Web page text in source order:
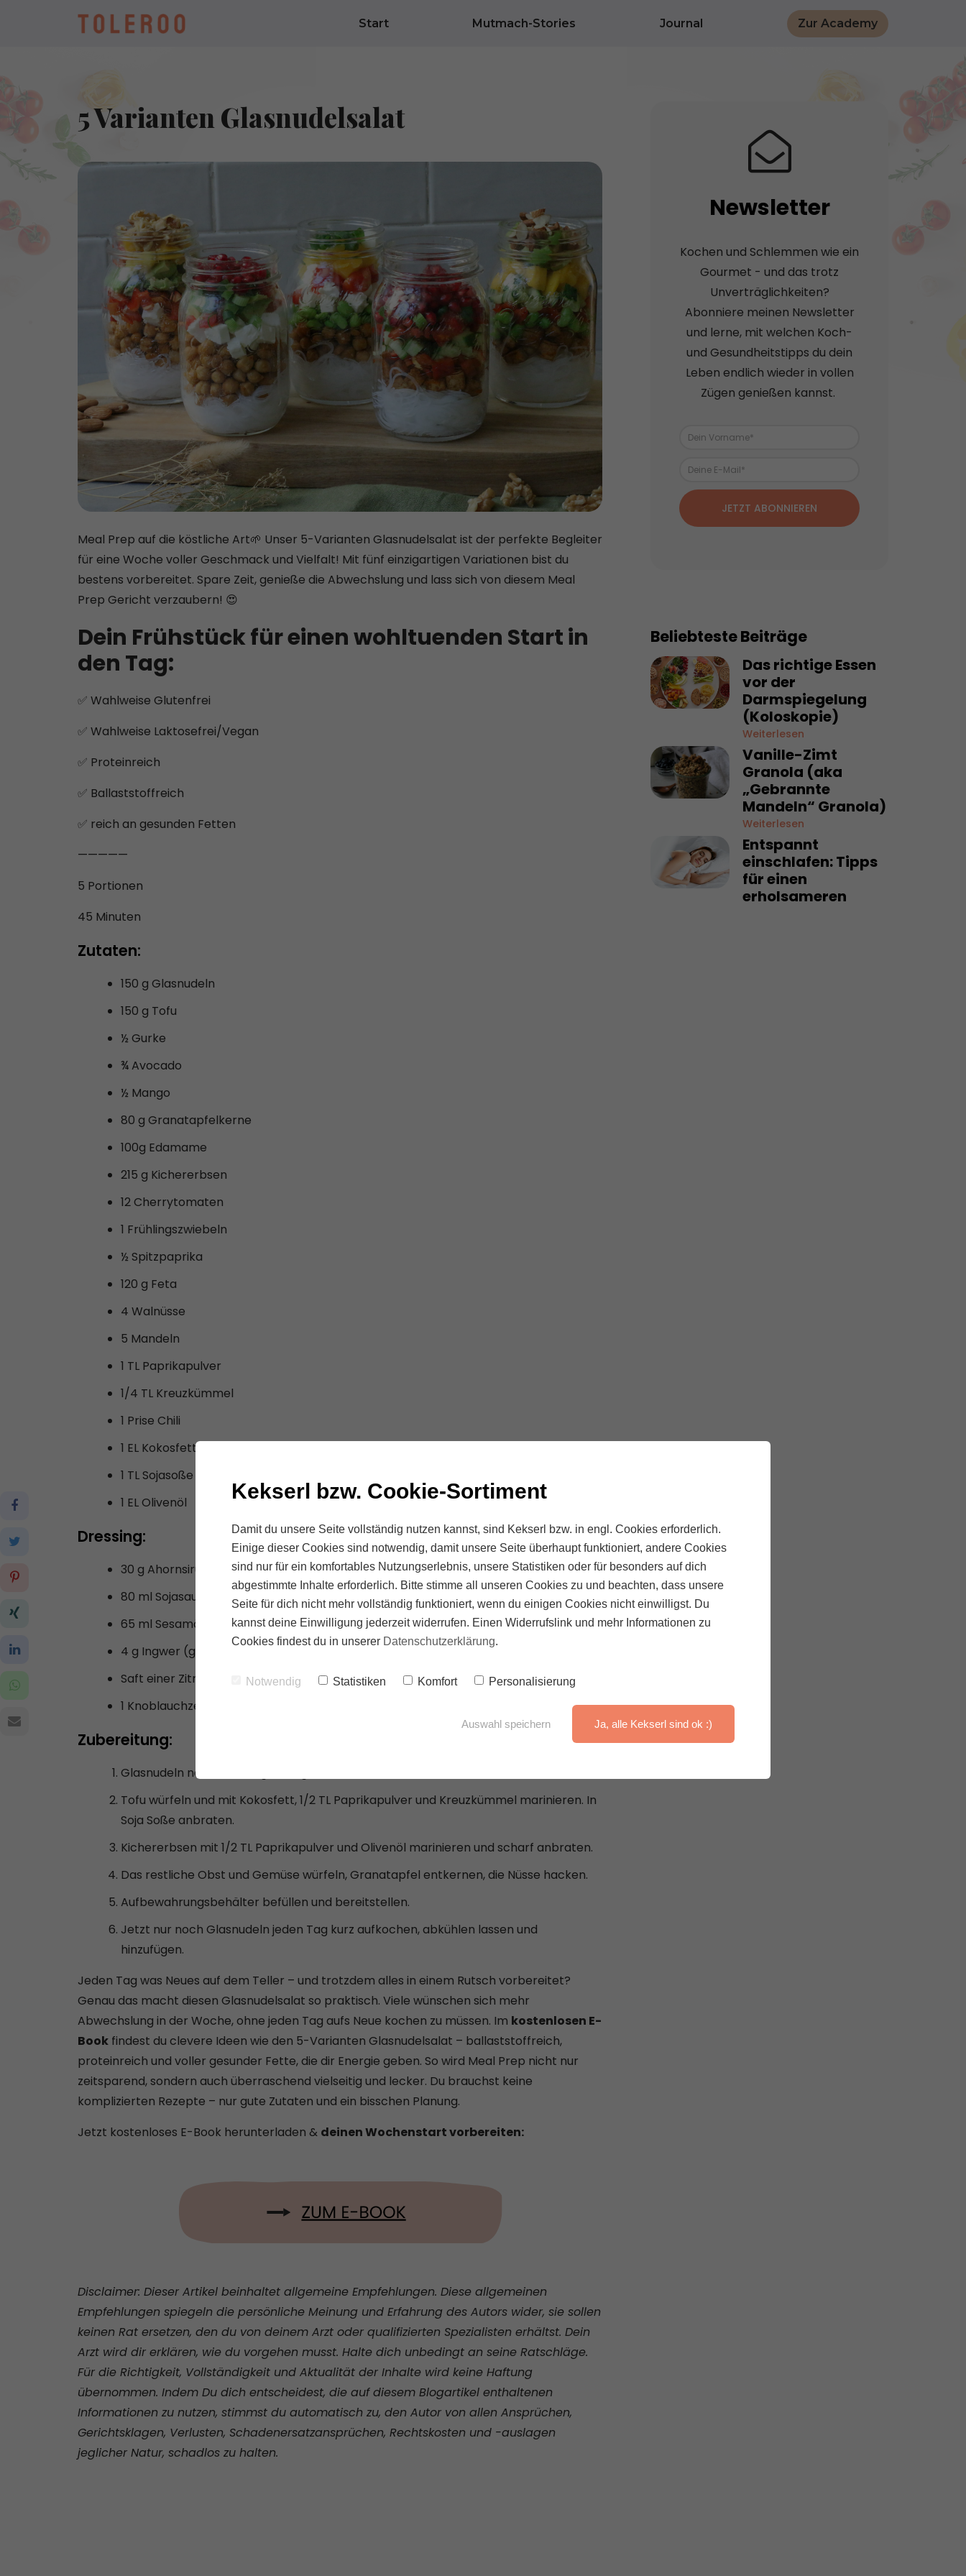
Start Mutmach-Stories Journal Zur Academy
5 Varianten Glasnudelsalat
Meal Prep auf die köstliche Art🌱 Unser 5-Varianten Glasnudelsalat ist der perfekte Begleiter
für eine Woche voller Geschmack und Vielfalt! Mit fünf einzigartigen Variationen bist du
bestens vorbereitet. Spare Zeit, genieße die Abwechslung und lass sich von diesem Meal
Prep Gericht verzaubern! 😍
Dein Frühstück für einen wohltuenden Start in
den Tag:
✅ Wahlweise Glutenfrei
✅ Wahlweise Laktosefrei/Vegan
✅ Proteinreich
✅ Ballaststoffreich
✅ reich an gesunden Fetten
—————
5 Portionen
45 Minuten
Zutaten:
150 g Glasnudeln
150 g Tofu
½ Gurke
¾ Avocado
½ Mango
80 g Granatapfelkerne
100g Edamame
215 g Kichererbsen
12 Cherrytomaten
1 Frühlingszwiebeln
½ Spitzpaprika
120 g Feta
4 Walnüsse
5 Mandeln
1 TL Paprikapulver
1/4 TL Kreuzkümmel
1 Prise Chili
1 EL Kokosfett
1 TL Sojasoße
1 EL Olivenöl
Dressing:
30 g Ahornsirup
80 ml Sojasauce
65 ml Sesamöl
4 g Ingwer (gerieben)
Saft einer Zitrone
1 Knoblauchzehe
Zubereitung:
Glasnudeln nach Packungsbeilage kochen.
Tofu würfeln und mit Kokosfett, 1/2 TL Paprikapulver und Kreuzkümmel marinieren. In
Soja Soße anbraten.
Kichererbsen mit 1/2 TL Paprikapulver und Olivenöl marinieren und scharf anbraten.
Das restliche Obst und Gemüse würfeln, Granatapfel entkernen, die Nüsse hacken.
Aufbewahrungsbehälter befüllen und bereitstellen.
Jetzt nur noch Glasnudeln jeden Tag kurz aufkochen, abkühlen lassen und
hinzufügen.
Jeden Tag was Neues auf dem Teller – und trotzdem alles in einem Rutsch vorbereitet?
Genau das macht diesen Glasnudelsalat so praktisch. Viele wünschen sich mehr
Abwechslung in der Woche, ohne jeden Tag aufs Neue kochen zu müssen. Im kostenlosen E-
Bookfindest du clevere Ideen wie den 5-Varianten Glasnudelsalat – ballaststoffreich,
proteinreich und voller gesunder Fette, die dir Energie geben. So wird Meal Prep nicht nur
zeitsparend, sondern auch überraschend vielseitig und lecker. Du brauchst keine
komplizierten Rezepte – nur gute Zutaten und ein bisschen Planung.
Jetzt kostenloses E-Book herunterladen & deinen Wochenstart vorbereiten:
Disclaimer: Dieser Artikel beinhaltet allgemeine Empfehlungen. Diese allgemeinen
Empfehlungen spiegeln die persönliche Meinung und Erfahrung des Autors wider, sie sollen
keinen Rat ersetzen, den du von deinem Arzt oder qualifizierten Spezialisten erhältst. Dein
Arzt wird dir erklären, wie du vorgehen musst. Halte dich unbedingt an seine Ratschläge.
Für die Richtigkeit, Vollständigkeit und Aktualität der Inhalte wird keine Haftung
übernommen. Indem Du dich entscheidest, die auf diesem Blogartikel enthaltenen
Informationen zu nutzen, stimmst du automatisch zu, den Autor von allen Ansprüchen,
Gerichtsklagen, Verlusten, Schadenersatzansprüchen, Rechtskosten und -auslagen
jeglicher Natur, schadlos zu halten.
Newsletter
Kochen und Schlemmen wie ein
Gourmet - und das trotz
Unverträglichkeiten?
Abonniere meinen Newsletter
und lerne, mit welchen Koch-
und Gesundheitstipps du dein
Leben endlich wieder in vollen
Zügen genießen kannst.
JETZT ABONNIEREN
Beliebteste Beiträge
Das richtige Essen
vor der
Darmspiegelung
(Koloskopie)
Weiterlesen
Vanille-Zimt
Granola (aka
„Gebrannte
Mandeln“ Granola)
Weiterlesen
Entspannt
einschlafen: Tipps
für einen
erholsameren
Kekserl bzw. Cookie-Sortiment
Damit du unsere Seite vollständig nutzen kannst, sind Kekserl bzw. in engl. Cookies erforderlich.
Einige dieser Cookies sind notwendig, damit unsere Seite überhaupt funktioniert, andere Cookies
sind nur für ein komfortables Nutzungserlebnis, unsere Statistiken oder für besonders auf dich
abgestimmte Inhalte erforderlich. Bitte stimme all unseren Cookies zu und beachten, dass unsere
Seite für dich nicht mehr vollständig funktioniert, wenn du einigen Cookies nicht einwilligst. Du
kannst deine Einwilligung jederzeit widerrufen. Einen Widerrufslink und mehr Informationen zu
Cookies findest du in unserer Datenschutzerklärung.
Notwendig Statistiken Komfort Personalisierung
Auswahl speichern Ja, alle Kekserl sind ok :)